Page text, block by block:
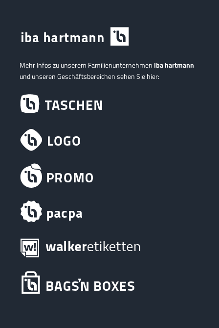
Mehr Infos zu unserem Familienunternehmeniba hartmann
und unseren Geschäftsbereichen sehen Sie hier: